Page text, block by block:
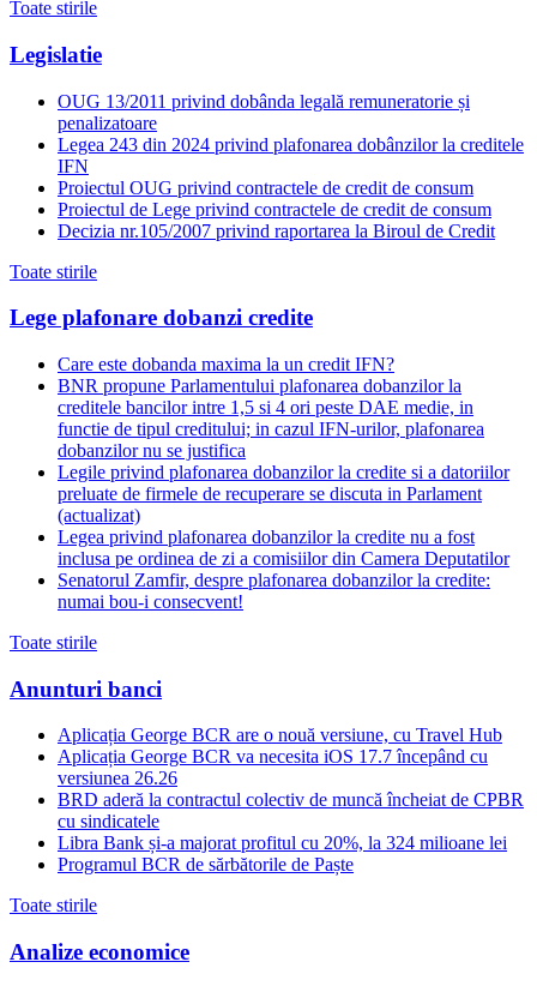
Toate stirile
Legislatie
OUG 13/2011 privind dobânda legală remuneratorie și
penalizatoare
Legea 243 din 2024 privind plafonarea dobânzilor la creditele
IFN
Proiectul OUG privind contractele de credit de consum
Proiectul de Lege privind contractele de credit de consum
Decizia nr.105/2007 privind raportarea la Biroul de Credit
Toate stirile
Lege plafonare dobanzi credite
Care este dobanda maxima la un credit IFN?
BNR propune Parlamentului plafonarea dobanzilor la
creditele bancilor intre 1,5 si 4 ori peste DAE medie, in
functie de tipul creditului; in cazul IFN-urilor, plafonarea
dobanzilor nu se justifica
Legile privind plafonarea dobanzilor la credite si a datoriilor
preluate de firmele de recuperare se discuta in Parlament
(actualizat)
Legea privind plafonarea dobanzilor la credite nu a fost
inclusa pe ordinea de zi a comisiilor din Camera Deputatilor
Senatorul Zamfir, despre plafonarea dobanzilor la credite:
numai bou-i consecvent!
Toate stirile
Anunturi banci
Aplicația George BCR are o nouă versiune, cu Travel Hub
Aplicația George BCR va necesita iOS 17.7 începând cu
versiunea 26.26
BRD aderă la contractul colectiv de muncă încheiat de CPBR
cu sindicatele
Libra Bank și-a majorat profitul cu 20%, la 324 milioane lei
Programul BCR de sărbătorile de Paște
Toate stirile
Analize economice